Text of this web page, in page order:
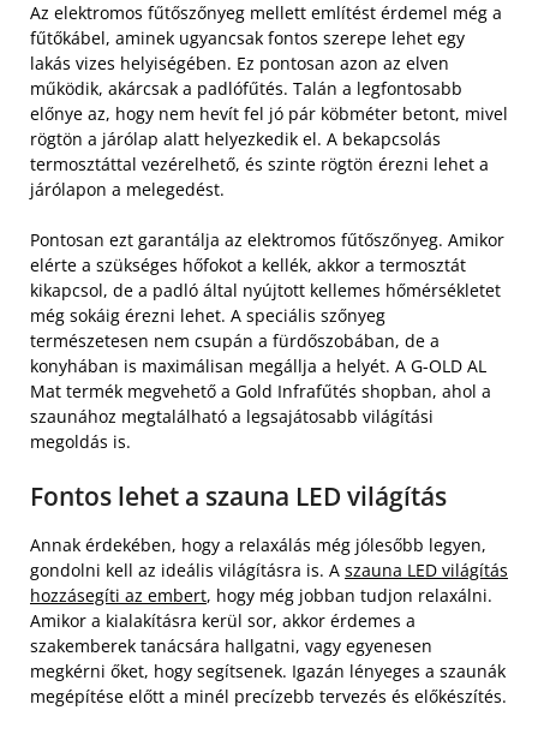
Az elektromos fűtőszőnyeg mellett említést érdemel még a
fűtőkábel, aminek ugyancsak fontos szerepe lehet egy
lakás vizes helyiségében. Ez pontosan azon az elven
működik, akárcsak a padlófűtés. Talán a legfontosabb
előnye az, hogy nem hevít fel jó pár köbméter betont, mivel
rögtön a járólap alatt helyezkedik el. A bekapcsolás
termosztáttal vezérelhető, és szinte rögtön érezni lehet a
járólapon a melegedést.
Pontosan ezt garantálja az elektromos fűtőszőnyeg. Amikor
elérte a szükséges hőfokot a kellék, akkor a termosztát
kikapcsol, de a padló által nyújtott kellemes hőmérsékletet
még sokáig érezni lehet. A speciális szőnyeg
természetesen nem csupán a fürdőszobában, de a
konyhában is maximálisan megállja a helyét. A G-OLD AL
Mat termék megvehető a Gold Infrafűtés shopban, ahol a
szaunához megtalálható a legsajátosabb világítási
megoldás is.
Fontos lehet a szauna LED világítás
Annak érdekében, hogy a relaxálás még jólesőbb legyen,
gondolni kell az ideális világításra is. A szauna LED világítás
hozzásegíti az embert, hogy még jobban tudjon relaxálni.
Amikor a kialakításra kerül sor, akkor érdemes a
szakemberek tanácsára hallgatni, vagy egyenesen
megkérni őket, hogy segítsenek. Igazán lényeges a szaunák
megépítése előtt a minél precízebb tervezés és előkészítés.